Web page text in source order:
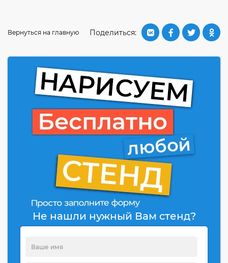
Поделиться:
Вернуться на главную
Не нашли нужный Вам стенд?